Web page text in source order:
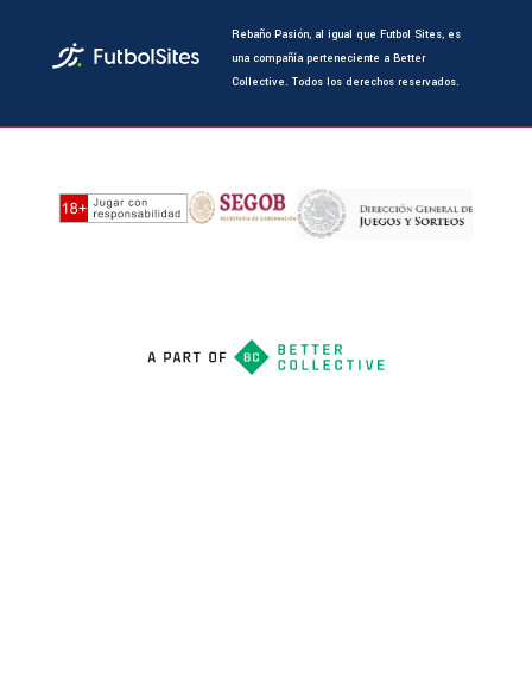
Rebaño Pasión, al igual que Futbol Sites, es
una compañía perteneciente a Better
Collective. Todos los derechos reservados.